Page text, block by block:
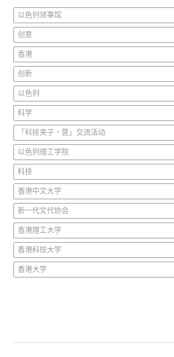
以色列领事馆
创意
香港
创新
以色列
科学
「科技夹子‧营」交流活动
以色列理工学院
科技
香港中文大学
新一代文代协会
香港理工大学
香港科技大学
香港大学